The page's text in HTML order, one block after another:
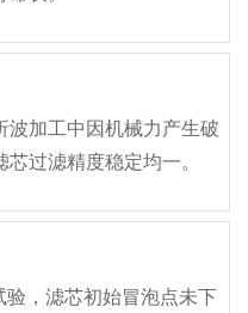
波加工中因机械力产生破
过滤精度稳定均一。
，滤芯初始冒泡点未下